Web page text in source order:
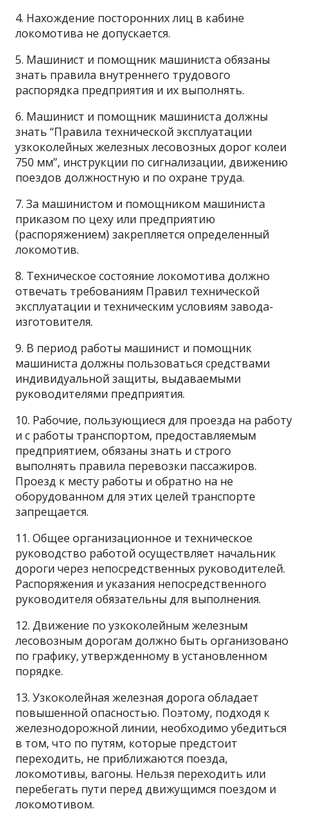
4. Нахождение посторонних лиц в кабине
локомотива не допускается.
5. Машинист и помощник машиниста обязаны
знать правила внутреннего трудового
распорядка предприятия и их выполнять.
6. Машинист и помощник машиниста должны
знать “Правила технической эксплуатации
узкоколейных железных лесовозных дорог колеи
750 мм”, инструкции по сигнализации, движению
поездов должностную и по охране труда.
7. За машинистом и помощником машиниста
приказом по цеху или предприятию
(распоряжением) закрепляется определенный
локомотив.
8. Техническое состояние локомотива должно
отвечать требованиям Правил технической
эксплуатации и техническим условиям завода-
изготовителя.
9. В период работы машинист и помощник
машиниста должны пользоваться средствами
индивидуальной защиты, выдаваемыми
руководителями предприятия.
10. Рабочие, пользующиеся для проезда на работу
и с работы транспортом, предоставляемым
предприятием, обязаны знать и строго
выполнять правила перевозки пассажиров.
Проезд к месту работы и обратно на не
оборудованном для этих целей транспорте
запрещается.
11. Общее организационное и техническое
руководство работой осуществляет начальник
дороги через непосредственных руководителей.
Распоряжения и указания непосредственного
руководителя обязательны для выполнения.
12. Движение по узкоколейным железным
лесовозным дорогам должно быть организовано
по графику, утвержденному в установленном
порядке.
13. Узкоколейная железная дорога обладает
повышенной опасностью. Поэтому, подходя к
железнодорожной линии, необходимо убедиться
в том, что по путям, которые предстоит
переходить, не приближаются поезда,
локомотивы, вагоны. Нельзя переходить или
перебегать пути перед движущимся поездом и
локомотивом.